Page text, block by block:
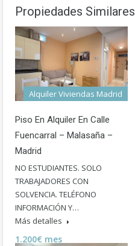
Propiedades Similares
Alquiler Viviendas Madrid
Piso En Alquiler En Calle
Fuencarral – Malasaña –
Madrid
NO ESTUDIANTES. SOLO
TRABAJADORES CON
SOLVENCIA. TELÉFONO
INFORMACIÓN Y…
Más detalles
1.200€ mes